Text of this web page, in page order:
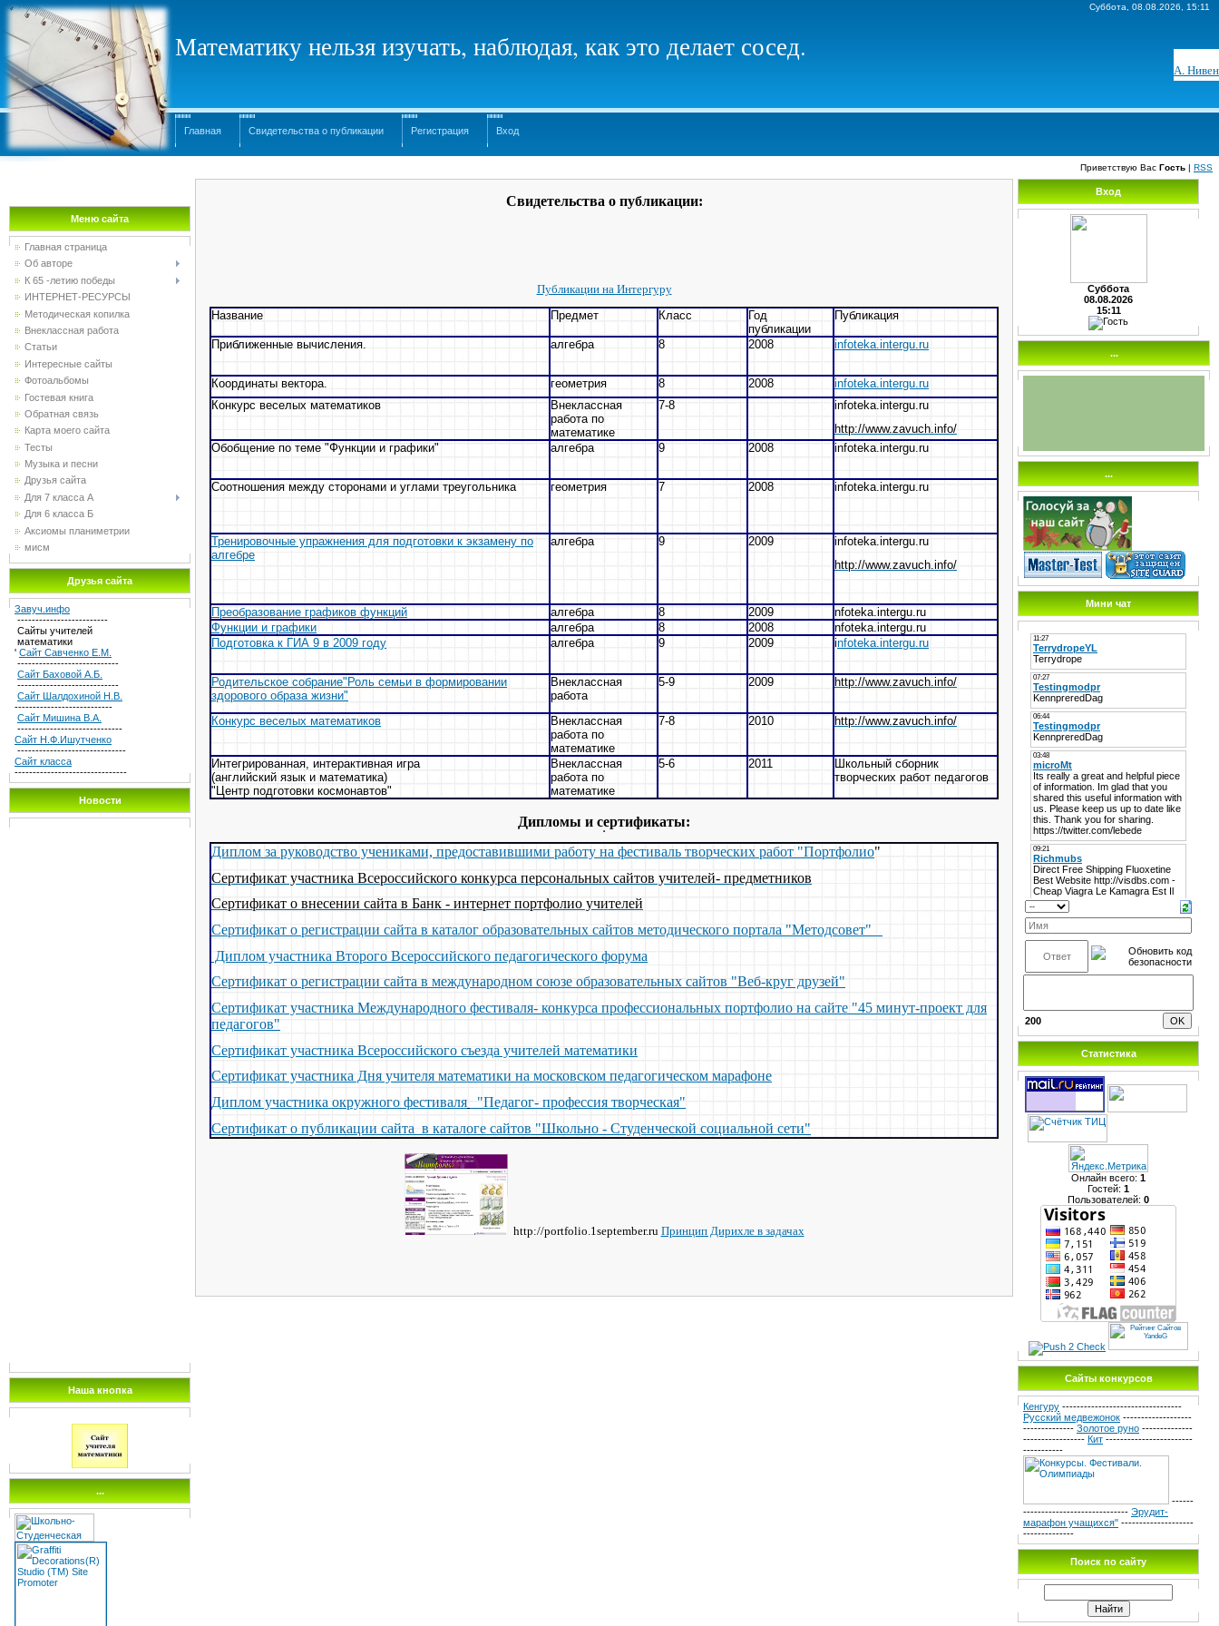
Суббота, 08.08.2026, 15:11
Математику нельзя изучать, наблюдая, как это делает сосед.
А. Нивен
Главная Свидетельства о публикации Регистрация Вход
Приветствую Вас Гость | RSS
Меню сайта
Главная страница
Об авторе
К 65 -летию победы
ИНТЕРНЕТ-РЕСУРСЫ
Методическая копилка
Внеклассная работа
Статьи
Интересные сайты
Фотоальбомы
Гостевая книга
Обратная связь
Карта моего сайта
Тесты
Музыка и песни
Друзья сайта
Для 7 класса А
Для 6 класса Б
Аксиомы планиметрии
мисм
Друзья сайта
Завуч.инфо
-------------------------
Сайты учителей
математики
' Сайт Савченко Е.М.
----------------------------
Сайт Баховой А.Б.
----------------------------
Сайт Шалдохиной Н.В.
---------------------------
Сайт Мишина В.А.
-----------------------------
Сайт Н.Ф.Ишутченко
------------------------------
Сайт класса
-------------------------------
Новости
Наша кнопка
...
Свидетельства о публикации:
Публикации на Интергуру
Название
Предмет Класс
Год
публикации
Публикация
Приближенные вычисления. алгебра 8 2008 infoteka.intergu.ru
Координаты вектора. геометрия 8 2008
infoteka.intergu.ru
Конкурс веселых математиков
Внеклассная
работа по
математике
7-8
infoteka.intergu.ru
http://www.zavuch.info/
Обобщение по теме "Функции и графики"
алгебра 9 2008 infoteka.intergu.ru
Соотношения между сторонами и углами треугольника геометрия 7 2008 infoteka.intergu.ru
Тренировочные упражнения для подготовки к экзамену по
алгебре
алгебра 9 2009
infoteka.intergu.ru
http://www.zavuch.info/
Преобразование графиков функций алгебра 8 2009
nfoteka.intergu.ru
Функции и графики
алгебра 8 2008
nfoteka.intergu.ru
Подготовка к ГИА 9 в 2009 году
алгебра 9 2009 infoteka.intergu.ru
Родительское собрание"Роль семьи в формировании
здорового образа жизни"
Внеклассная
работа
5-9 2009 http://www.zavuch.info/
Конкурс веселых математиков
Внеклассная
работа по
математике
7-8 2010 http://www.zavuch.info/
Интегрированная, интерактивная игра
(английский язык и математика)
"Центр подготовки космонавтов"
Внеклассная
работа по
математике
5-6 2011
Школьный сборник
творческих работ педагогов
Дипломы и сертификаты:
Диплом за руководство учениками, предоставившими работу на фестиваль творческих работ "Портфолио"
Сертификат участника Всероссийского конкурса персональных сайтов учителей- предметников
Сертификат о внесении сайта в Банк - интернет портфолио учителей
Сертификат о регистрации сайта в каталог образовательных сайтов методического портала "Методсовет"
Диплом участника Второго Всероссийского педагогического форума
Сертификат о регистрации сайта в международном союзе образовательных сайтов "Веб-круг друзей"
Сертификат участника Международного фестиваля- конкурса профессиональных портфолио на сайте "45 минут-проект для
педагогов"
Сертификат участника Всероссийского съезда учителей математики
Сертификат участника Дня учителя математики на московском педагогическом марафоне
Диплом участника окружного фестиваля
"Педагог- профессия творческая"
Сертификат о публикации сайта в каталоге сайтов "Школьно - Студенческой социальной сети"
http://portfolio.1september.ru Принцип Дирихле в задачах
Вход
Суббота
08.08.2026
15:11
...
...
Мини чат
200
Статистика
Онлайн всего: 1
Гостей: 1
Пользователей: 0
Сайты конкурсов
Кенгуру ---------------------------------
Русский медвежонок -------------------
-------------- Золотое руно --------------
----------------- Кит ------------------------
-----------
------
----------------------------- Эрудит-
марафон учащихся" --------------------
--------------
Поиск по сайту